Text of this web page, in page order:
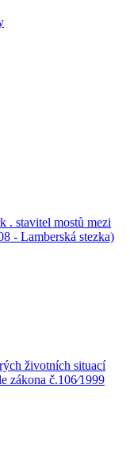
. stavitel mostů mezi
- Lamberská stezka)
životních situací
zákona č.106⁄1999